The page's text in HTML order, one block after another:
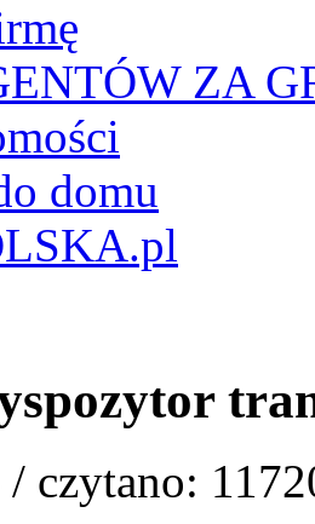
ZA
domu
/ czytano: